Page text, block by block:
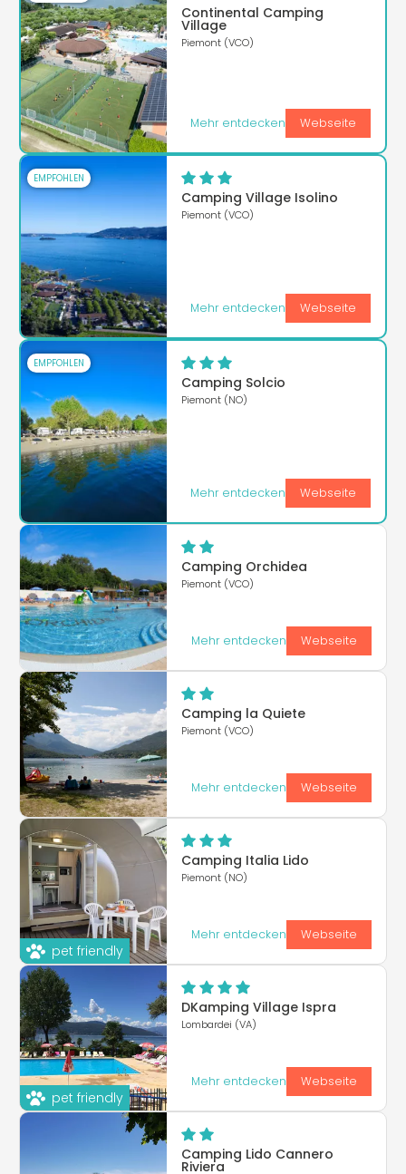
Continental Camping
Village
Piemont (VCO)
Mehr entdecken Webseite
EMPFOHLEN
Camping Village Isolino
Piemont (VCO)
Mehr entdecken Webseite
EMPFOHLEN
Camping Solcio
Piemont (NO)
Mehr entdecken Webseite
Camping Orchidea
Piemont (VCO)
Mehr entdecken Webseite
Camping la Quiete
Piemont (VCO)
Mehr entdecken Webseite
pet friendly
Camping Italia Lido
Piemont (NO)
Mehr entdecken Webseite
pet friendly
DKamping Village Ispra
Lombardei (VA)
Mehr entdecken Webseite
Camping Lido Cannero
Riviera